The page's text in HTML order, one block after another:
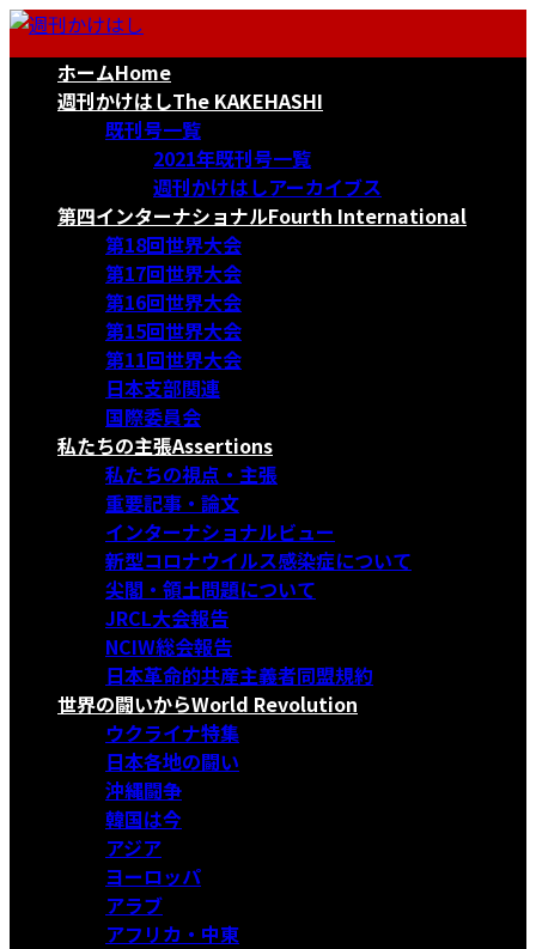
コ
ナ
ホームHome
週刊かけはしThe KAKEHASHI
既刊号一覧
2021年既刊号一覧
週刊かけはしアーカイブス
第四インターナショナルFourth International
第18回世界大会
第17回世界大会
第16回世界大会
第15回世界大会
第11回世界大会
日本支部関連
国際委員会
私たちの主張Assertions
私たちの視点・主張
重要記事・論文
インターナショナルビュー
新型コロナウイルス感染症について
尖閣・領土問題について
JRCL大会報告
NCIW総会報告
日本革命的共産主義者同盟規約
世界の闘いからWorld Revolution
ウクライナ特集
日本各地の闘い
沖縄闘争
韓国は今
アジア
ヨーロッパ
アラブ
アフリカ・中東